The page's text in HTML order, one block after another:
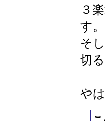
３
す。
そ
切
や